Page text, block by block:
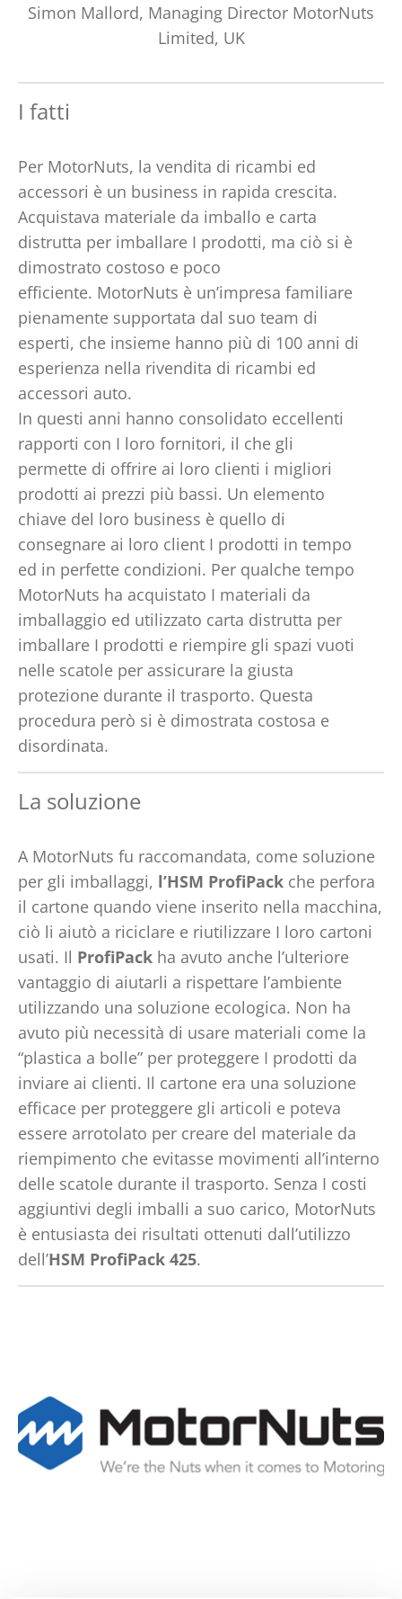
Simon Mallord, Managing Director MotorNuts
Limited, UK
I fatti
Per MotorNuts, la vendita di ricambi ed
accessori è un business in rapida crescita.
Acquistava materiale da imballo e carta
distrutta per imballare I prodotti, ma ciò si è
dimostrato costoso e poco
efficiente. MotorNuts è un’impresa familiare
pienamente supportata dal suo team di
esperti, che insieme hanno più di 100 anni di
esperienza nella rivendita di ricambi ed
accessori auto.
In questi anni hanno consolidato eccellenti
rapporti con I loro fornitori, il che gli
permette di offrire ai loro clienti i migliori
prodotti ai prezzi più bassi. Un elemento
chiave del loro business è quello di
consegnare ai loro client I prodotti in tempo
ed in perfette condizioni. Per qualche tempo
MotorNuts ha acquistato I materiali da
imballaggio ed utilizzato carta distrutta per
imballare I prodotti e riempire gli spazi vuoti
nelle scatole per assicurare la giusta
protezione durante il trasporto. Questa
procedura però si è dimostrata costosa e
disordinata.
La soluzione
A MotorNuts fu raccomandata, come soluzione
per gli imballaggi, l’HSM ProfiPack che perfora
il cartone quando viene inserito nella macchina,
ciò li aiutò a riciclare e riutilizzare I loro cartoni
usati. Il ProfiPack ha avuto anche l’ulteriore
vantaggio di aiutarli a rispettare l’ambiente
utilizzando una soluzione ecologica. Non ha
avuto più necessità di usare materiali come la
“plastica a bolle” per proteggere I prodotti da
inviare ai clienti. Il cartone era una soluzione
efficace per proteggere gli articoli e poteva
essere arrotolato per creare del materiale da
riempimento che evitasse movimenti all’interno
delle scatole durante il trasporto. Senza I costi
aggiuntivi degli imballi a suo carico, MotorNuts
è entusiasta dei risultati ottenuti dall’utilizzo
dell’HSM ProfiPack 425.